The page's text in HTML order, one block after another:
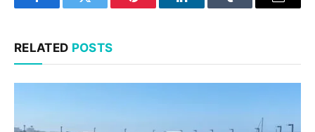
FacebookTwitter Pinterest LinkedInTumblr Email
RELATED POSTS